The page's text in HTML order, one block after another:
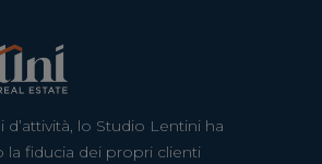
d’attività, lo Studio Lentini ha
la fiducia dei propri clienti